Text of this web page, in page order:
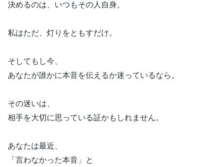
決めるのは、いつもその人自身。
私はただ、灯りをともすだけ。
そしてもし今、
あなたが誰かに本音を伝えるか迷っているなら。
その迷いは、
相手を大切に思っている証かもしれません。
あなたは最近、
「言わなかった本音」と